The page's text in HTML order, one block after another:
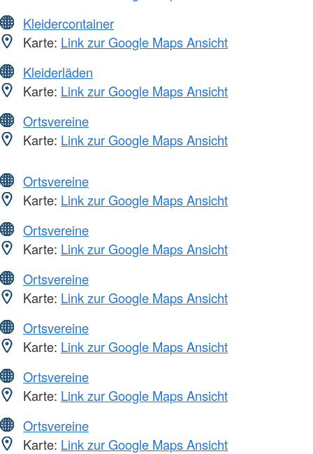
Kleidercontainer
Karte: Link zur Google Maps Ansicht
Kleiderläden
Karte: Link zur Google Maps Ansicht
Ortsvereine
Karte: Link zur Google Maps Ansicht
Ortsvereine
Karte: Link zur Google Maps Ansicht
Ortsvereine
Karte: Link zur Google Maps Ansicht
Ortsvereine
Karte: Link zur Google Maps Ansicht
Ortsvereine
Karte: Link zur Google Maps Ansicht
Ortsvereine
Karte: Link zur Google Maps Ansicht
Ortsvereine
Karte: Link zur Google Maps Ansicht